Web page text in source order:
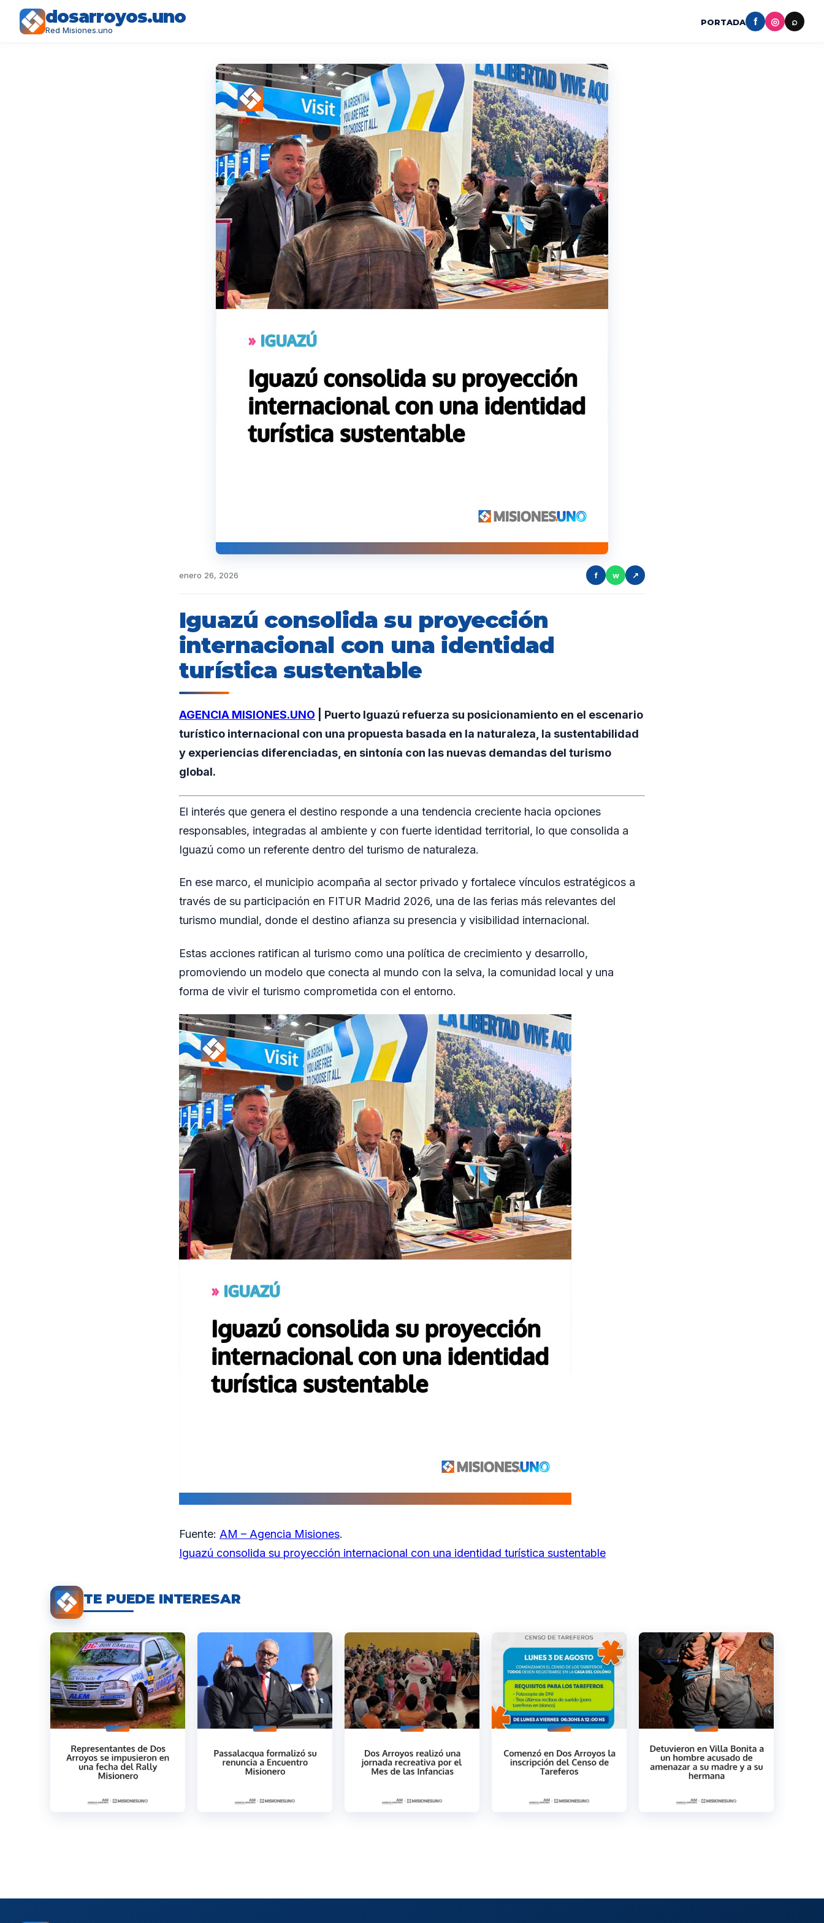
dosarroyos.uno
Red Misiones.uno
PORTADA f ◎ ⌕
enero 26, 2026 f w ↗
Iguazú consolida su proyección
internacional con una identidad
turística sustentable
AGENCIA MISIONES.UNO | Puerto Iguazú refuerza su posicionamiento en el escenario
turístico internacional con una propuesta basada en la naturaleza, la sustentabilidad
y experiencias diferenciadas, en sintonía con las nuevas demandas del turismo
global.
El interés que genera el destino responde a una tendencia creciente hacia opciones
responsables, integradas al ambiente y con fuerte identidad territorial, lo que consolida a
Iguazú como un referente dentro del turismo de naturaleza.
En ese marco, el municipio acompaña al sector privado y fortalece vínculos estratégicos a
través de su participación en FITUR Madrid 2026, una de las ferias más relevantes del
turismo mundial, donde el destino afianza su presencia y visibilidad internacional.
Estas acciones ratifican al turismo como una política de crecimiento y desarrollo,
promoviendo un modelo que conecta al mundo con la selva, la comunidad local y una
forma de vivir el turismo comprometida con el entorno.
Fuente: AM – Agencia Misiones.
Iguazú consolida su proyección internacional con una identidad turística sustentable
TE PUEDE INTERESAR